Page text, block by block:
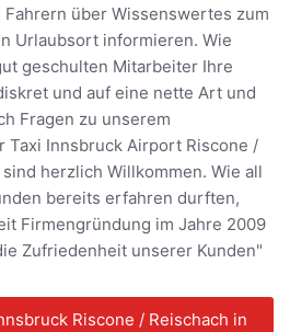
über Wissenswertes zum
Urlaubsort informieren. Wie
geschulten Mitarbeiter Ihre
und auf eine nette Art und
Fragen zu unserem
Taxi Innsbruck Airport Riscone /
herzlich Willkommen. Wie all
bereits erfahren durften,
Firmengründung im Jahre 2009
Zufriedenheit unserer Kunden"
Riscone / Reischach in